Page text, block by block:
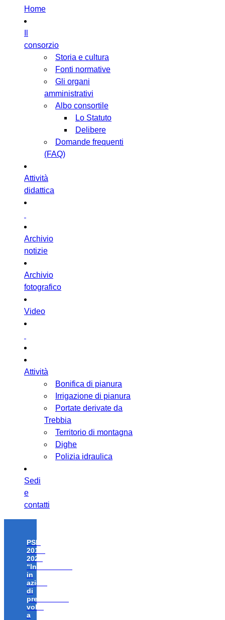
Home
consorzio
Storia e cultura
Fonti normative
Gli organi
amministrativi
Albo consortile
Lo Statuto
Delibere
Domande frequenti
(FAQ)
Attività
didattica
Archivio
notizie
Archivio
fotografico
Video
Attività
Bonifica di pianura
Irrigazione di pianura
Portate derivate da
Trebbia
Territorio di montagna
Dighe
Polizia idraulica
Sedi
e
contatti
PSR
2014-
2020
“Investimenti
in
azioni
di
prevenzione
volte
a